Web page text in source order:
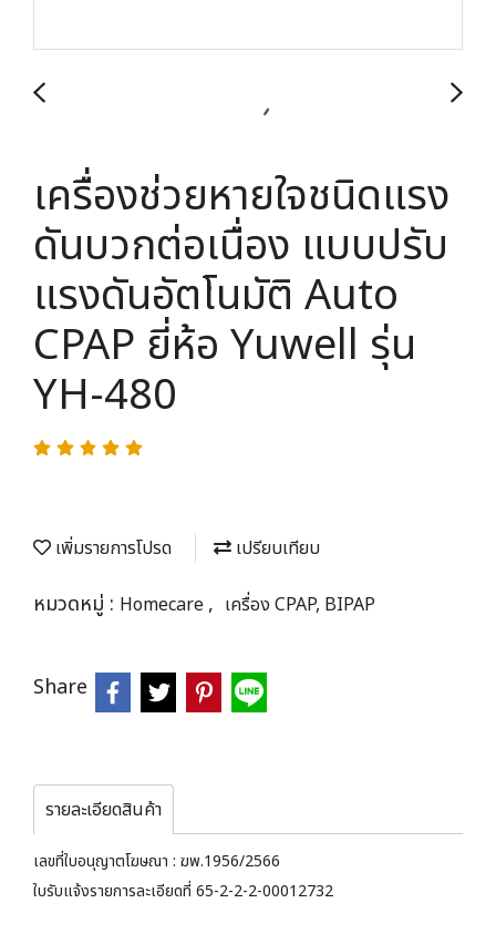
เครื่องช่วยหายใจชนิดแรง
ดันบวกต่อเนื่อง แบบปรับ
แรงดันอัตโนมัติ Auto
CPAP ยี่ห้อ Yuwell รุ่น
YH-480
เพิ่มรายการโปรด เปรียบเทียบ
หมวดหมู่ : Homecare, เครื่อง CPAP, BIPAP
Share
รายละเอียดสินค้า
เลขที่ใบอนุญาตโฆษณา : ฆพ.1956/2566
ใบรับแจ้งรายการละเอียดที่ 65-2-2-2-00012732